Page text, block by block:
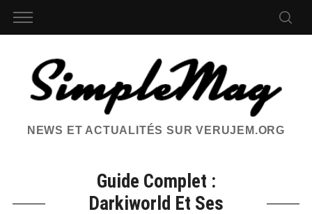
NEWS ET ACTUALITÉS SUR VERUJEM.ORG
Guide Complet :
Darkiworld Et Ses